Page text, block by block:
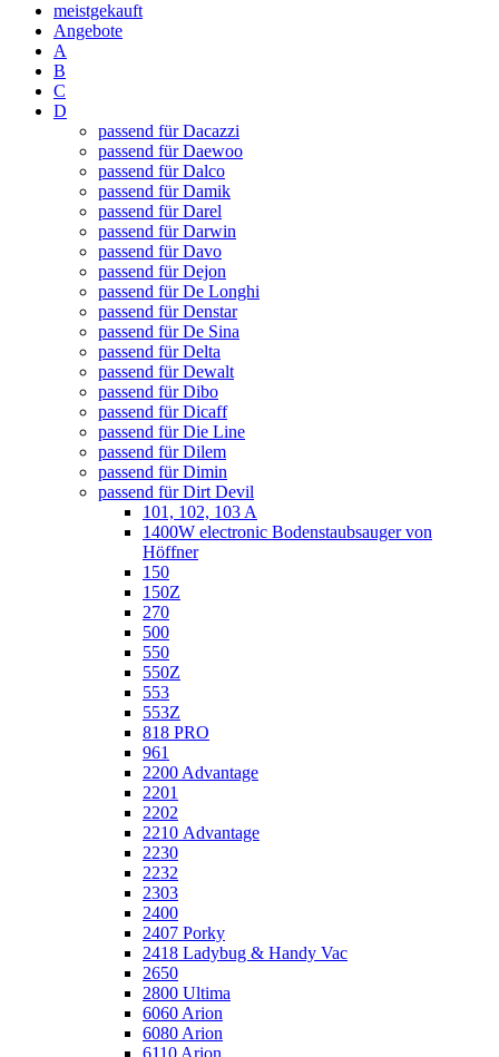
meistgekauft
Angebote
A
B
C
D
passend für Dacazzi
passend für Daewoo
passend für Dalco
passend für Damik
passend für Darel
passend für Darwin
passend für Davo
passend für Dejon
passend für De Longhi
passend für Denstar
passend für De Sina
passend für Delta
passend für Dewalt
passend für Dibo
passend für Dicaff
passend für Die Line
passend für Dilem
passend für Dimin
passend für Dirt Devil
101, 102, 103 A
1400W electronic Bodenstaubsauger von
Höffner
150
150Z
270
500
550
550Z
553
553Z
818 PRO
961
2200 Advantage
2201
2202
2210 Advantage
2230
2232
2303
2400
2407 Porky
2418 Ladybug & Handy Vac
2650
2800 Ultima
6060 Arion
6080 Arion